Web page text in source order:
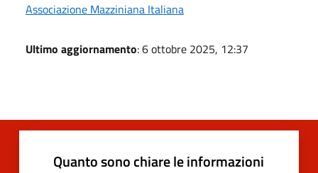
Associazione Mazziniana Italiana
Ultimo aggiornamento: 6 ottobre 2025, 12:37
Quanto sono chiare le informazioni